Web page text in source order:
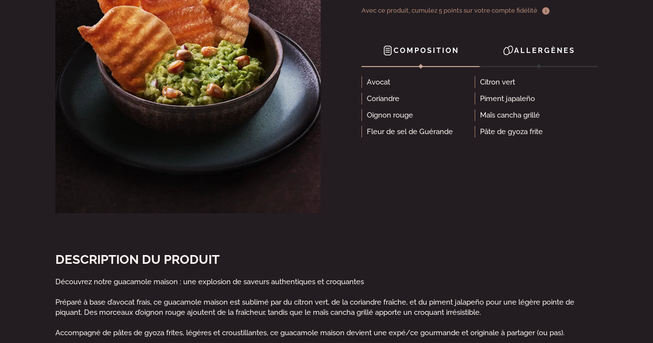
Avec ce produit, cumulez 5 points sur votre compte fidélité
COMPOSITION ALLERGÈNES
Avocat
Citron vert
Coriandre
Piment japaleño
Oignon rouge
Maïs cancha grillé
Fleur de sel de Guérande
Pâte de gyoza frite
DESCRIPTION DU PRODUIT
Découvrez notre guacamole maison : une explosion de saveurs authentiques et croquantes
Préparé à base d’avocat frais, ce guacamole maison est sublimé par du citron vert, de la coriandre fraîche, et du piment jalapeño pour une légère pointe de
piquant. Des morceaux d’oignon rouge ajoutent de la fraîcheur, tandis que le maïs cancha grillé apporte un croquant irrésistible.
Accompagné de pâtes de gyoza frites, légères et croustillantes, ce guacamole maison devient une expé/ce gourmande et originale à partager (ou pas).